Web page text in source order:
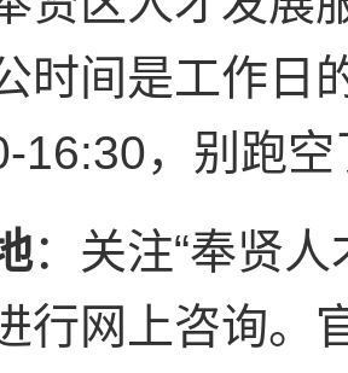
时间是工作日
16:30，别跑空
：关注“奉贤
行网上咨询。